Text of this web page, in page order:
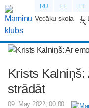
RU EE LT
Vecāku skola E-
Krists
strādāt
09. May 2022, 00:00